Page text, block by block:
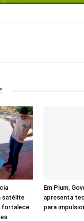
satélite
fortalece
Em Pium,
apresenta
para